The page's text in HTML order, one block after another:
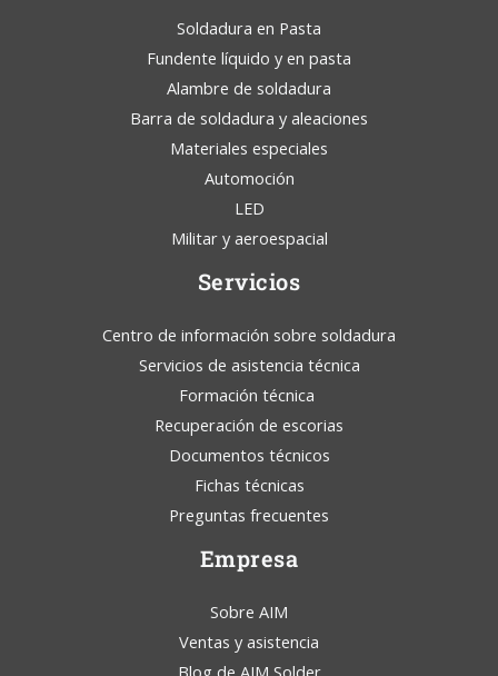
Soldadura en Pasta
Fundente líquido y en pasta
Alambre de soldadura
Barra de soldadura y aleaciones
Materiales especiales
Automoción
LED
Militar y aeroespacial
Servicios
Centro de información sobre soldadura
Servicios de asistencia técnica
Formación técnica
Recuperación de escorias
Documentos técnicos
Fichas técnicas
Preguntas frecuentes
Empresa
Sobre AIM
Ventas y asistencia